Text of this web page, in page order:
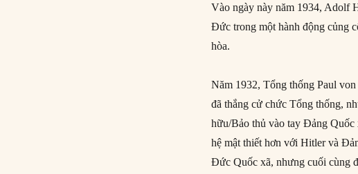
Vào ngày này năm 1934, Adolf
Đức trong một hành động củng
hòa.
Năm 1932, Tổng thống Paul
đã thắng cử chức Tổng thống,
hữu/Bảo thủ vào tay Đảng
hệ mật thiết hơn với Hitler và
Đức Quốc xã, nhưng cuối cùng